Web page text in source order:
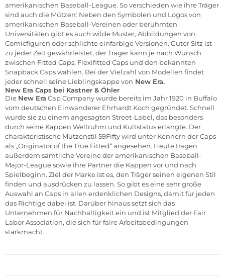
amerikanischen Baseball-League. So verschieden wie ihre Träger
sind auch die Mützen: Neben den Symbolen und Logos von
amerikanischen Baseball-Vereinen oder berühmten
Universitäten gibt es auch wilde Muster, Abbildungen von
Comicfiguren oder schlichte einfarbige Versionen. Guter Sitz ist
zu jeder Zeit gewährleistet, der Träger kann je nach Wunsch
zwischen Fitted Caps, Flexifitted Caps und den bekannten
Snapback Caps wählen. Bei der Vielzahl von Modellen findet
jeder schnell seine Lieblingskappe von New Era.
New Era Caps bei Kastner & Öhler
Die New Era Cap Company wurde bereits im Jahr 1920 in Buffalo
vom deutschen Einwanderer Ehrhardt Koch gegründet. Schnell
wurde sie zu einem angesagten Street-Label, das besonders
durch seine Kappen Weltruhm und Kultstatus erlangte. Der
charakteristische Mützenstil 59Fifty wird unter Kennern der Caps
als „Originator of the True Fitted“ angesehen. Heute tragen
außerdem sämtliche Vereine der amerikanischen Baseball-
Major-League sowie ihre Partner die Kappen vor und nach
Spielbeginn. Ziel der Marke ist es, den Träger seinen eigenen Stil
finden und ausdrücken zu lassen. So gibt es eine sehr große
Auswahl an Caps in allen erdenklichen Designs, damit für jeden
das Richtige dabei ist. Darüber hinaus setzt sich das
Unternehmen für Nachhaltigkeit ein und ist Mitglied der Fair
Labor Association, die sich für faire Arbeitsbedingungen
starkmacht.